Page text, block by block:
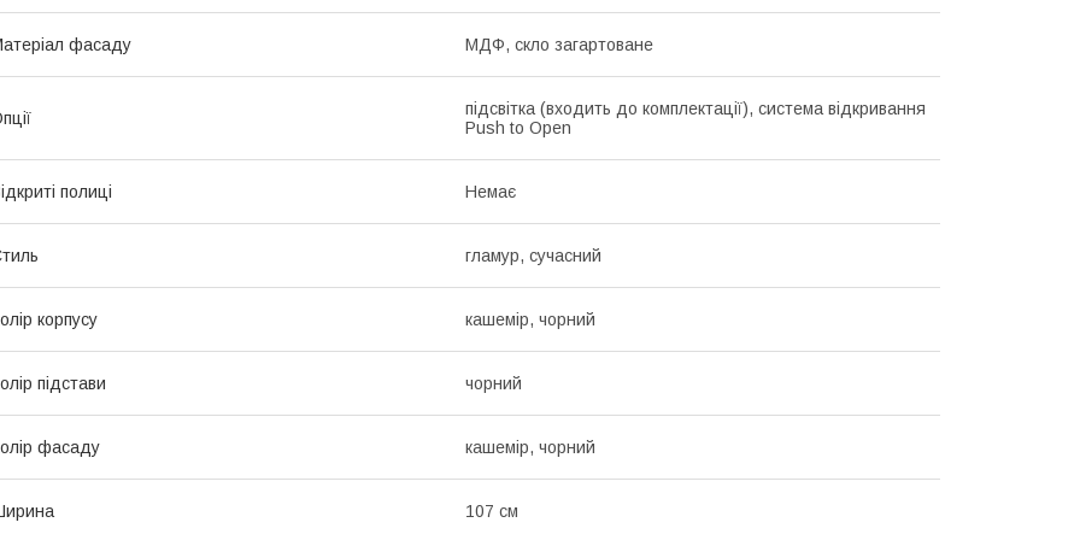
фасаду МДФ, скло загартоване
підсвітка (входить до комплектації), система відкривання
Push to Open
полиці Немає
гламур, сучасний
корпусу кашемір, чорний
підстави чорний
фасаду кашемір, чорний
107 см